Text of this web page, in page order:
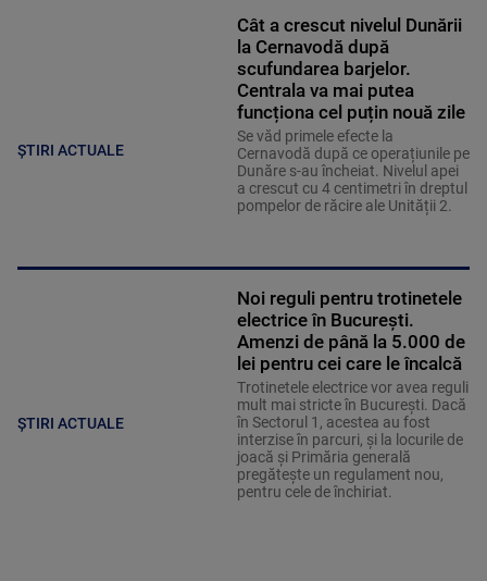
ȘTIRI ACTUALE
Cât a crescut nivelul Dunării
la Cernavodă după
scufundarea barjelor.
Centrala va mai putea
funcționa cel puțin nouă zile
Se văd primele efecte la
Cernavodă după ce operațiunile pe
Dunăre s-au încheiat. Nivelul apei
a crescut cu 4 centimetri în dreptul
pompelor de răcire ale Unității 2.
ȘTIRI ACTUALE
Noi reguli pentru trotinetele
electrice în București.
Amenzi de până la 5.000 de
lei pentru cei care le încalcă
Trotinetele electrice vor avea reguli
mult mai stricte în București. Dacă
în Sectorul 1, acestea au fost
interzise în parcuri, și la locurile de
joacă și Primăria generală
pregătește un regulament nou,
pentru cele de închiriat.